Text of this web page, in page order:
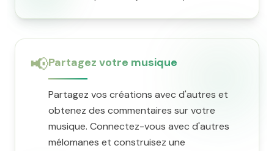
📢Partagez votre musique
Partagez vos créations avec d'autres et
obtenez des commentaires sur votre
musique. Connectez-vous avec d'autres
mélomanes et construisez une